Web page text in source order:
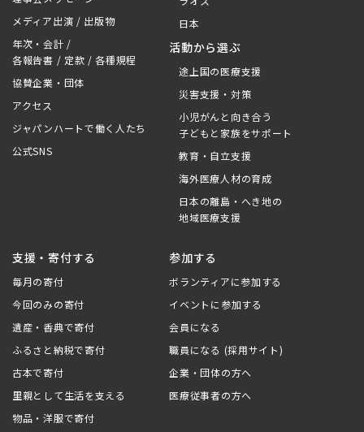
メディア出演 / 出版物
年次・会計 /
各報告書 / 定款 / 各種規程
協賛企業・団体
アクセス
ジャパンハートで働く人たち
公式SNS
日本
活動から選ぶ
途上国の医療支援
災害支援・対策
小児がんと向き合う
子どもと家族をサポート
教育・自立支援
海外医療人材の育成
日本の離島・へき地の
地域医療支援
支援・寄付する
毎月の寄付
今回のみの寄付
遺産・香典で寄付
ふるさと納税で寄付
古本で寄付
里親として生活を支える
物品・洋服で寄付
参加する
ボランティアに参加する
イベントに参加する
会員になる
職員になる (採用サイト)
企業・団体の方へ
医療従事者の方へ